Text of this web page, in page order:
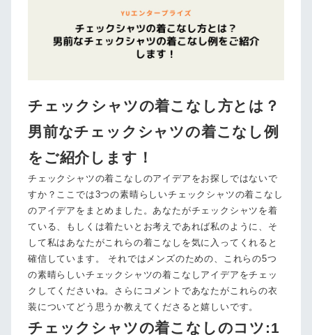
チェックシャツの着こなし方とは？
男前なチェックシャツの着こなし例
をご紹介します！
チェックシャツの着こなしのアイデアをお探しではないで
すか？ここでは3つの素晴らしいチェックシャツの着こなし
のアイデアをまとめました。あなたがチェックシャツを着
ている、もしくは着たいとお考えであれば私のように、そ
して私はあなたがこれらの着こなしを気に入ってくれると
確信しています。 それではメンズのための、これらの5つ
の素晴らしいチェックシャツの着こなしアイデアをチェッ
クしてくださいね。さらにコメントであなたがこれらの衣
装についてどう思うか教えてくださると嬉しいです。
チェックシャツの着こなしのコツ:1